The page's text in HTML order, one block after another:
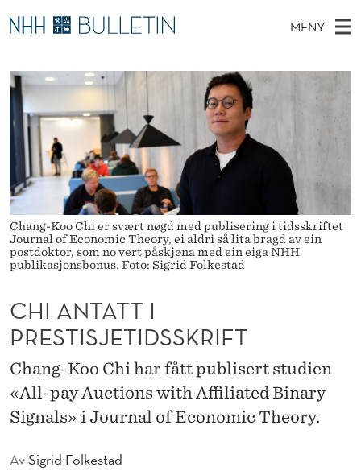
C
H
A
N
A
T
T
P
R
E
S
T
MENY
O
V
E
D
E
N
Y
Ø
K
I
N
E
T
D
E
T
Stipendiater og nye forskerprofiler
Disputaser
Ekspertutvalg
Om Bulletin
Chang-Koo Chi er svært nøgd med publisering i tidsskriftet
Journal of Economic Theory, ei aldri så lita bragd av ein
postdoktor, som no vert påskjøna med ein eiga NHH
publikasjonsbonus. Foto: Sigrid Folkestad
AvSigrid Folkestad
CHI ANTATT I
PRESTISJETIDSSKRIFT
Chang-Koo Chi har fått publisert studien
«All-pay Auctions with Affiliated Binary
Signals» i Journal of Economic Theory.